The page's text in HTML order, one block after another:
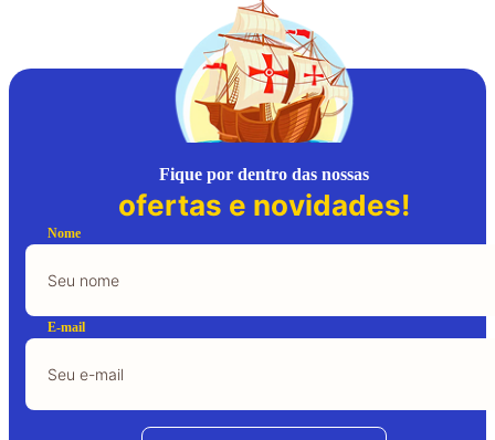
Fique por dentro das nossas
ofertas e novidades!
Nome
E-mail